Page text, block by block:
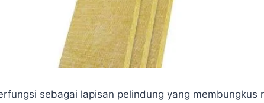
sebagai lapisan pelindung yang membungkus